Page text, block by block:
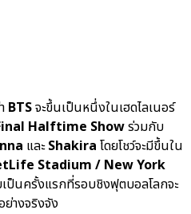
BTSจะขึ้นเป็นหนึ่งในเฮดไลเนอร์
Halftime Showร่วมกับ
และShakira โดยโชว์จะมีขึ้นใน
Stadium / New York
ป็นครั้งแรกที่รอบชิงฟุตบอลโลกจะ
ย่างจริงจัง